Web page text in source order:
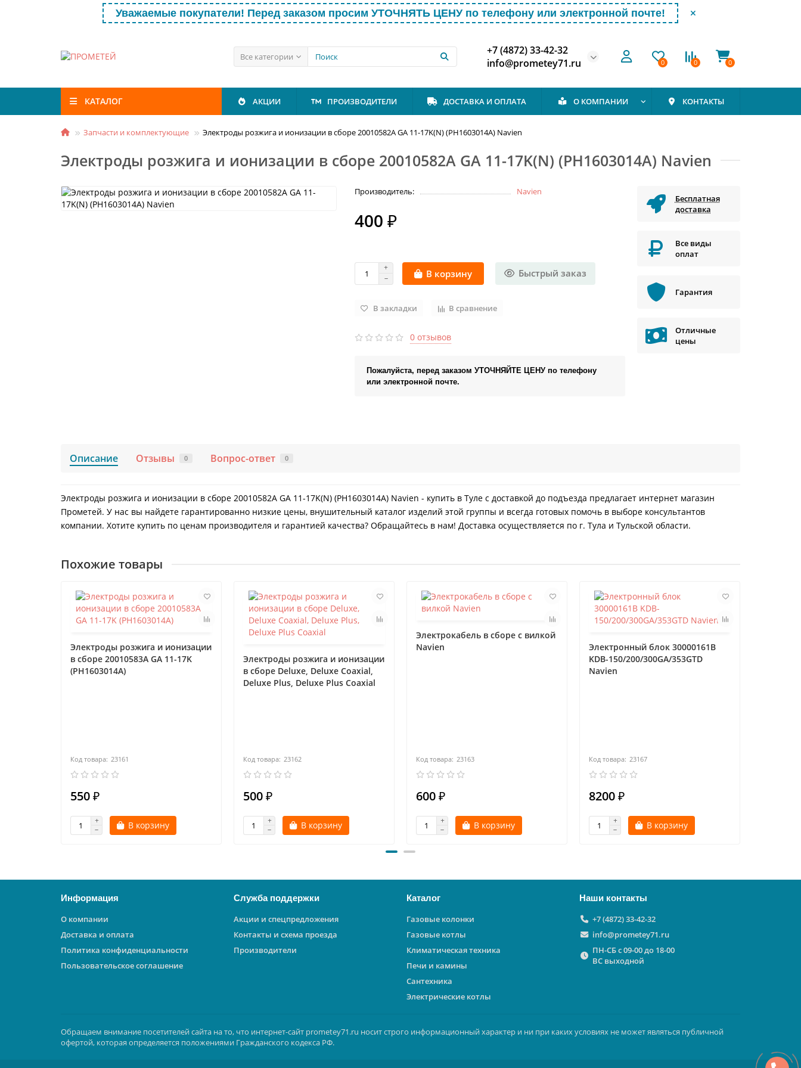
Уважаемые покупатели! Перед заказом просим УТОЧНЯТЬ ЦЕНУ по телефону или электронной почте!
Все категории
+7 (4872) 33-42-32
info@prometey71.ru
0 0 0
КАТАЛОГ АКЦИИ ПРОИЗВОДИТЕЛИ ДОСТАВКА И ОПЛАТА О КОМПАНИИ КОНТАКТЫ
Запчасти и комплектующие Электроды розжига и ионизации в сборе 20010582A GA 11-17K(N) (PH1603014A) Navien
Электроды розжига и ионизации в сборе 20010582A GA 11-17K(N) (PH1603014A) Navien
Производитель: Navien
400 ₽
В корзину Быстрый заказ
В закладки В сравнение
0 отзывов
Пожалуйста, перед заказом УТОЧНЯЙТЕ ЦЕНУ по телефону
или электронной почте.
Бесплатная
доставка
Все виды
оплат
Гарантия
Отличные
цены
Описание Отзывы 0 Вопрос-ответ 0
Электроды розжига и ионизации в сборе 20010582A GA 11-17K(N) (PH1603014A) Navien - купить в Туле с доставкой до подъезда предлагает интернет магазин
Прометей. У нас вы найдете гарантированно низкие цены, внушительный каталог изделий этой группы и всегда готовых помочь в выборе консультантов
компании. Хотите купить по ценам производителя и гарантией качества? Обращайтесь в нам! Доставка осуществляется по г. Тула и Тульской области.
Похожие товары
Электроды розжига и ионизации
в сборе 20010583A GA 11-17K
(PH1603014A)
23161
550 ₽
В корзину
Электроды розжига и ионизации
в сборе Deluxe, Deluxe Coaxial,
Deluxe Plus, Deluxe Plus Coaxial
23162
500 ₽
В корзину
Электрокабель в сборе с вилкой
Navien
23163
600 ₽
В корзину
Электронный блок 30000161B
KDB-150/200/300GA/353GTD
Navien
23167
8200 ₽
В корзину
Информация
О компании
Доставка и оплата
Политика конфиденциальности
Пользовательское соглашение
Служба поддержки
Акции и спецпредложения
Контакты и схема проезда
Производители
Каталог
Газовые колонки
Газовые котлы
Климатическая техника
Печи и камины
Сантехника
Электрические котлы
Наши контакты
+7 (4872) 33-42-32
info@prometey71.ru
ПН-СБ с 09-00 до 18-00
ВС выходной
Обращаем внимание посетителей сайта на то, что интернет-сайт prometey71.ru носит строго информационный характер и ни при каких условиях не может являться публичной
офертой, которая определяется положениями Гражданского кодекса РФ.